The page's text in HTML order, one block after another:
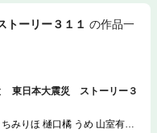
ーリー３１１ の作品一
東日本大震災 ストーリー３
みりほ 樋口橘 うめ 山室有紀